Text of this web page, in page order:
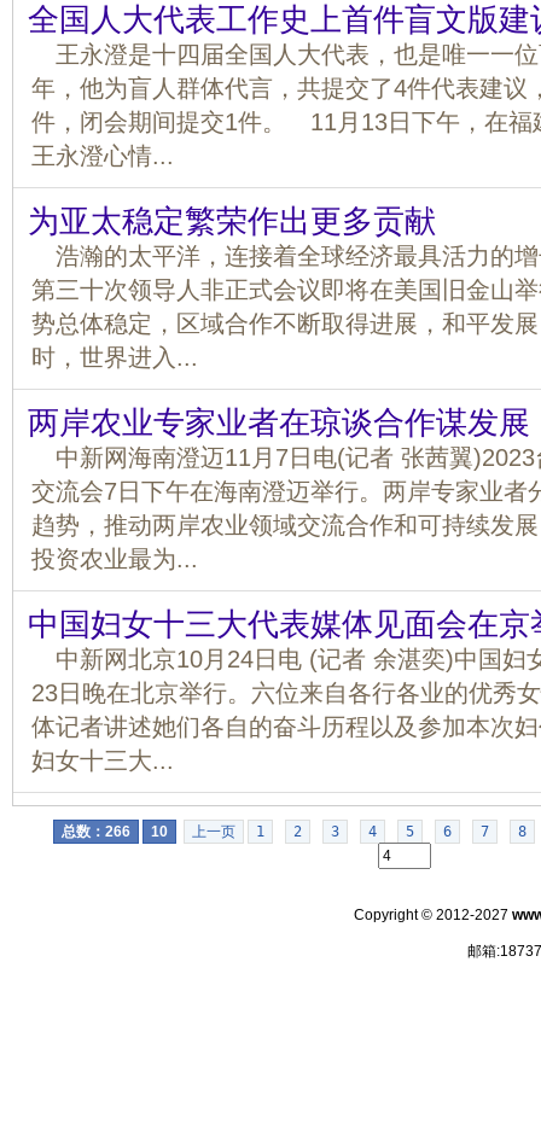
全国人大代表工作史上首件盲文版建
王永澄是十四届全国人大代表，也是唯一一
年，他为盲人群体代言，共提交了4件代表建议
件，闭会期间提交1件。 11月13日下午，在福
王永澄心情...
为亚太稳定繁荣作出更多贡献
浩瀚的太平洋，连接着全球经济最具活力的
第三十次领导人非正式会议即将在美国旧金山
势总体稳定，区域合作不断取得进展，和平发
时，世界进入...
两岸农业专家业者在琼谈合作谋发展
中新网海南澄迈11月7日电(记者 张茜翼
交流会7日下午在海南澄迈举行。两岸专家业者
趋势，推动两岸农业领域交流合作和可持续发
投资农业最为...
中国妇女十三大代表媒体见面会在京
中新网北京10月24日电 (记者 余湛奕)中国妇
23日晚在北京举行。六位来自各行各业的优秀
体记者讲述她们各自的奋斗历程以及参加本次
妇女十三大...
总数：266 10 上一页 1 2 3 4 5 6 7 8
Copyright © 2012-2027
邮箱